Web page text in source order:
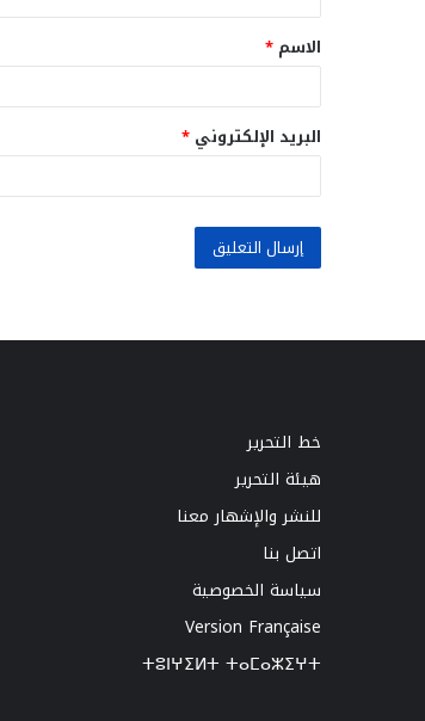
ق
*
الاسم *
البريد الإلكتروني *
خط التحرير
هيئة التحرير
للنشر والإشهار معنا
اتصل بنا
سياسة الخصوصية
Version Française
ⵜⵓⵏⵖⵉⵍⵜ ⵜⴰⵎⴰⵣⵉⵖⵜ